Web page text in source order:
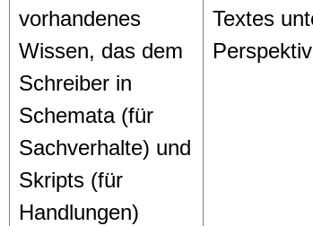
vorhandenes
Wissen, das dem
Schreiber in
Schemata (für
Sachverhalte) und
Skripts (für
Handlungen)
Textes